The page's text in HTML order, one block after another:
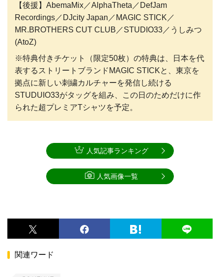
【後援】AbemaMix／AlphaTheta／DefJam
Recordings／DJcity Japan／MAGIC STICK／
MR.BROTHERS CUT CLUB／STUDIO33／うしみつ
(AtoZ)
※特典付きチケット（限定50枚）の特典は、日本を代
表するストリートブランドMAGIC STICKと、東京を
拠点に新しい刺繍カルチャーを発信し続ける
STUDUIO33がタッグを組み、この日のためだけに作
られた超プレミアTシャツを予定。
関連ワード
人気記事ランキング
人気画像一覧